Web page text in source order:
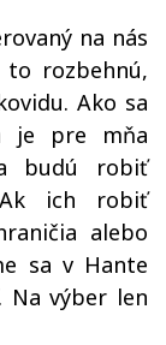
na nás
rozbehnú,
Ako sa
je pre mňa
budú robiť
ich robiť
alebo
sa v Hante
Na výber len